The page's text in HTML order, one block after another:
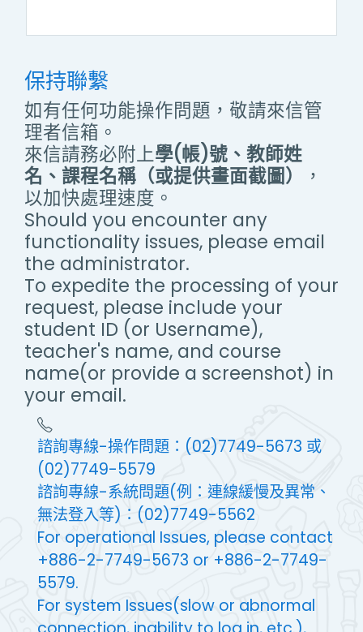
保持聯繫
如有任何功能操作問題，敬請來信管
理者信箱。
來信請務必附上學(帳)號、教師姓
名、課程名稱（或提供畫面截圖）
，
以加快處理速度。
Should you encounter any
functionality issues, please email
the administrator.
To expedite the processing of your
request, please include your
student ID (or Username),
teacher's name, and course
name(or provide a screenshot) in
your email.
諮詢專線-操作問題：(02)7749-5673 或
(02)7749-5579
諮詢專線-系統問題(例：連線緩慢及異常、
無法登入等)：(02)7749-5562
For operational Issues, please contact
+886-2-7749-5673 or +886-2-7749-
5579.
For system Issues(slow or abnormal